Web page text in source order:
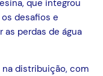
que integrou
desafios e
as perdas de água
na distribuição, com